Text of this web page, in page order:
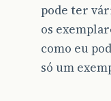
pode ter
os
como eu
só um